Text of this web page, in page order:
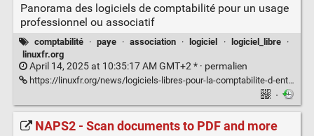
Panorama des logiciels de comptabilité pour un usage
professionnel ou associatif
comptabilité · paye · association · logiciel · logiciel_libre
·
linuxfr.org
April 14, 2025 at 10:35:17 AM GMT+2 * · permalien
https://linuxfr.org/news/logiciels-libres-pour-la-comptabilite-d-entreprise
·
NAPS2 - Scan documents to PDF and more